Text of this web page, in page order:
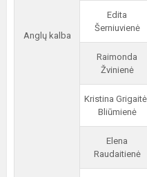
Anglų kalba
Edita
Šerniuvienė
Raimonda
Žvinienė
Kristina
Bliūmienė
Elena
Raudaitienė